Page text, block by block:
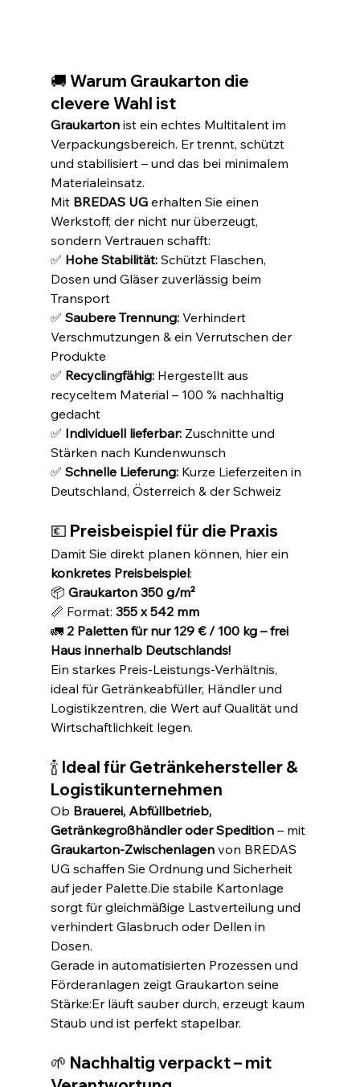
🚚 Warum Graukarton die
clevere Wahl ist
Graukarton ist ein echtes Multitalent im
Verpackungsbereich. Er trennt, schützt
und stabilisiert – und das bei minimalem
Materialeinsatz.
Mit BREDAS UG erhalten Sie einen
Werkstoff, der nicht nur überzeugt,
sondern Vertrauen schafft:
✅ Hohe Stabilität: Schützt Flaschen,
Dosen und Gläser zuverlässig beim
Transport
✅ Saubere Trennung: Verhindert
Verschmutzungen & ein Verrutschen der
Produkte
✅ Recyclingfähig: Hergestellt aus
recyceltem Material – 100 % nachhaltig
gedacht
✅ Individuell lieferbar: Zuschnitte und
Stärken nach Kundenwunsch
✅ Schnelle Lieferung: Kurze Lieferzeiten in
Deutschland, Österreich & der Schweiz
💶 Preisbeispiel für die Praxis
Damit Sie direkt planen können, hier ein
konkretes Preisbeispiel:
📦 Graukarton 350 g/m²
📏 Format: 355 x 542 mm
🚛 2 Paletten für nur 129 € / 100 kg – frei
Haus innerhalb Deutschlands!
Ein starkes Preis-Leistungs-Verhältnis,
ideal für Getränkeabfüller, Händler und
Logistikzentren, die Wert auf Qualität und
Wirtschaftlichkeit legen.
🍾 Ideal für Getränkehersteller &
Logistikunternehmen
Ob Brauerei, Abfüllbetrieb,
Getränkegroßhändler oder Spedition – mit
Graukarton-Zwischenlagen von BREDAS
UG schaffen Sie Ordnung und Sicherheit
auf jeder Palette.Die stabile Kartonlage
sorgt für gleichmäßige Lastverteilung und
verhindert Glasbruch oder Dellen in
Dosen.
Gerade in automatisierten Prozessen und
Förderanlagen zeigt Graukarton seine
Stärke:Er läuft sauber durch, erzeugt kaum
Staub und ist perfekt stapelbar.
🌱 Nachhaltig verpackt – mit